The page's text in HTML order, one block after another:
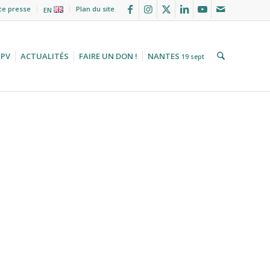
presse EN Plan du site
ACTUALITÉS FAIRE UN DON ! NANTES 19 sept